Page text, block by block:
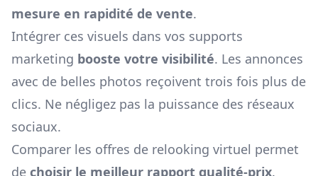
mesure en rapidité de vente.
Intégrer ces visuels dans vos supports
marketing booste votre visibilité. Les annonces
avec de belles photos reçoivent trois fois plus de
clics. Ne négligez pas la puissance des réseaux
sociaux.
Comparer les offres de relooking virtuel permet
de choisir le meilleur rapport qualité-prix.